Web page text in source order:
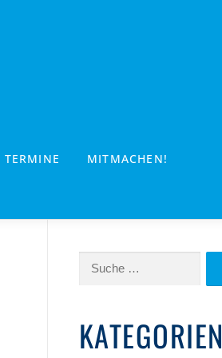
TERMINE MITMACHEN!
Suche
KATEGORIEN